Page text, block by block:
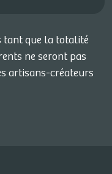
tant que la totalité
ne seront pas
artisans-créateurs